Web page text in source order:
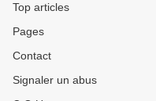
Top articles
Pages
Contact
Signaler un abus